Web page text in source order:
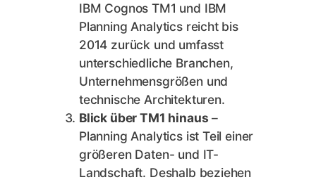
IBM Cognos TM1 und IBM
Planning Analytics reicht bis
2014 zurück und umfasst
unterschiedliche Branchen,
Unternehmensgrößen und
technische Architekturen.
Blick über TM1 hinaus –
Planning Analytics ist Teil einer
größeren Daten- und IT-
Landschaft. Deshalb beziehen